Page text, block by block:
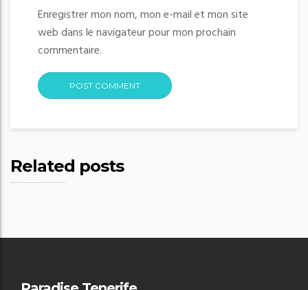
Enregistrer mon nom, mon e-mail et mon site
web dans le navigateur pour mon prochain
commentaire.
Related posts